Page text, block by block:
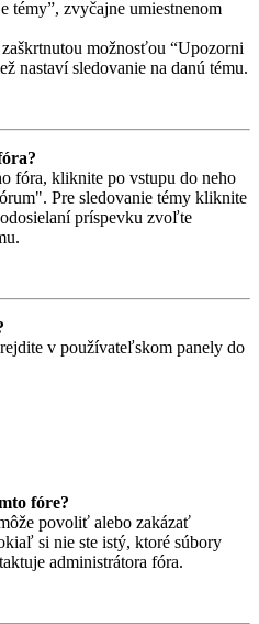
témy”, zvyčajne umiestnenom
možnosťou “Upozorni
nastaví sledovanie na danú tému.
fóra, kliknite po vstupu do neho
Pre sledovanie témy kliknite
príspevku zvoľte
v používateľskom panely do
fóre?
povoliť alebo zakázať
si nie ste istý, ktoré súbory
administrátora fóra.